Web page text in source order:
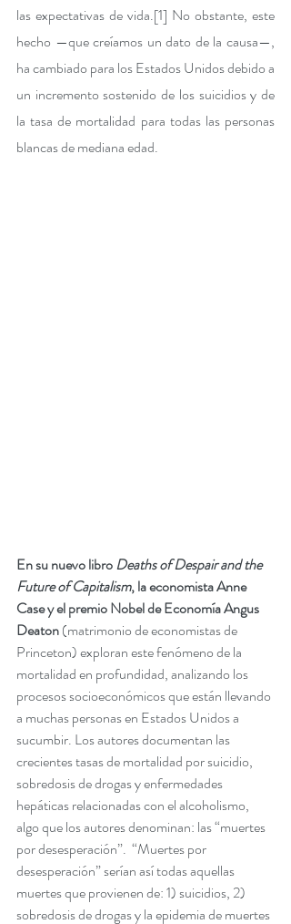
las expectativas de vida.[1] No obstante, este
hecho —que creíamos un dato de la causa—,
ha cambiado para los Estados Unidos debido a
un incremento sostenido de los suicidios y de
la tasa de mortalidad para todas las personas
blancas de mediana edad.
En su nuevo libro Deaths of Despair and the
Future of Capitalism, la economista Anne
Case y el premio Nobel de Economía Angus
Deaton (matrimonio de economistas de
Princeton) exploran este fenómeno de la
mortalidad en profundidad, analizando los
procesos socioeconómicos que están llevando
a muchas personas en Estados Unidos a
sucumbir. Los autores documentan las
crecientes tasas de mortalidad por suicidio,
sobredosis de drogas y enfermedades
hepáticas relacionadas con el alcoholismo,
algo que los autores denominan: las “muertes
por desesperación”.  “Muertes por
desesperación” serían así todas aquellas
muertes que provienen de: 1) suicidios, 2)
sobredosis de drogas y la epidemia de muertes